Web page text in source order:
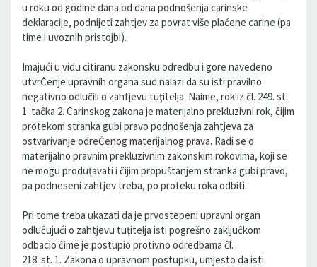
u roku od godine dana od dana podnošenja carinske
deklaracije, podnijeti zahtjev za povrat više plaćene carine (pa
time i uvoznih pristojbi).
Imajući u vidu citiranu zakonsku odredbu i gore navedeno
utvrĊenje upravnih organa sud nalazi da su isti pravilno
negativno odluĉili o zahtjevu tuţitelja. Naime, rok iz ĉl. 249. st.
1. taĉka 2. Carinskog zakona je materijalno prekluzivni rok, ĉijim
protekom stranka gubi pravo podnošenja zahtjeva za
ostvarivanje odreĊenog materijalnog prava. Radi se o
materijalno pravnim prekluzivnim zakonskim rokovima, koji se
ne mogu produţavati i ĉijim propuštanjem stranka gubi pravo,
pa podneseni zahtjev treba, po proteku roka odbiti.
Pri tome treba ukazati da je prvostepeni upravni organ
odluĉujući o zahtjevu tuţitelja isti pogrešno zakljuĉkom
odbacio ĉime je postupio protivno odredbama ĉl.
218. st. 1. Zakona o upravnom postupku, umjesto da isti